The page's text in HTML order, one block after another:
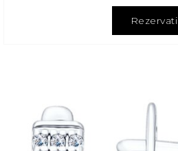
Rezervati